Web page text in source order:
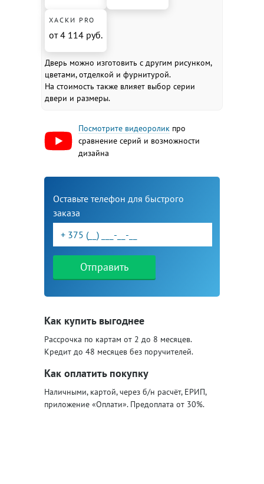
ХАСКИ PRO
от 4 114 руб.
Дверь можно изготовить с другим рисунком,
цветами, отделкой и фурнитурой.
На стоимость также влияет выбор серии
двери и размеры.
Посмотрите видеоролик про
сравнение серий и возможности
дизайна
Оставьте телефон для быстрого
заказа
Отправить
Как купить выгоднее
Рассрочка по картам от 2 до 8 месяцев.
Кредит до 48 месяцев без поручителей.
Как оплатить покупку
Наличными, картой, через б/н расчёт, ЕРИП,
приложение «Оплати». Предоплата от 30%.